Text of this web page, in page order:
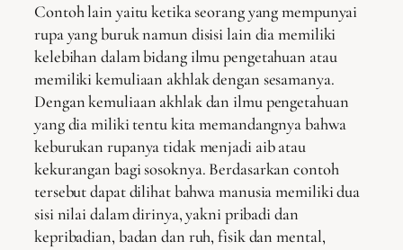
Contoh lain yaitu ketika seorang yang mempunyai
rupa yang buruk namun disisi lain dia memiliki
kelebihan dalam bidang ilmu pengetahuan atau
memiliki kemuliaan akhlak dengan sesamanya.
Dengan kemuliaan akhlak dan ilmu pengetahuan
yang dia miliki tentu kita memandangnya bahwa
keburukan rupanya tidak menjadi aib atau
kekurangan bagi sosoknya. Berdasarkan contoh
tersebut dapat dilihat bahwa manusia memiliki dua
sisi nilai dalam dirinya, yakni pribadi dan
kepribadian, badan dan ruh, fisik dan mental,